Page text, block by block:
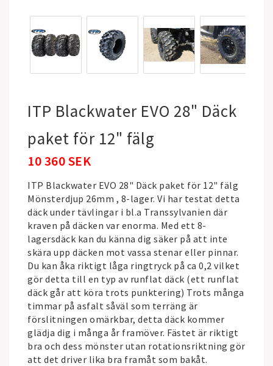
ITP Blackwater EVO 28" Däck
paket för 12" fälg
10 360 SEK
ITP Blackwater EVO 28" Däck paket för 12" fälg
Mönsterdjup 26mm , 8-lager. Vi har testat detta
däck under tävlingar i bl.a Transsylvanien där
kraven på däcken var enorma. Med ett 8-
lagersdäck kan du känna dig säker på att inte
skära upp däcken mot vassa stenar eller pinnar.
Du kan åka riktigt låga ringtryck på ca 0,2 vilket
gör detta till en typ av runflat däck (ett runflat
däck går att köra trots punktering) Trots många
timmar på asfalt såväl som terräng är
förslitningen omärkbar, detta däck kommer
glädja dig i många år framöver. Fästet är riktigt
bra och dess mönster utan rotationsriktning gör
att det driver lika bra framåt som bakåt.